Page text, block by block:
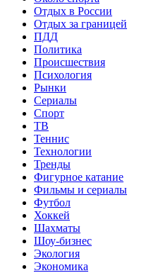
Отдых в России
Отдых за границей
ПДД
Политика
Происшествия
Психология
Рынки
Сериалы
Спорт
ТВ
Теннис
Технологии
Тренды
Фигурное катание
Фильмы и сериалы
Футбол
Хоккей
Шахматы
Шоу-бизнес
Экология
Экономика